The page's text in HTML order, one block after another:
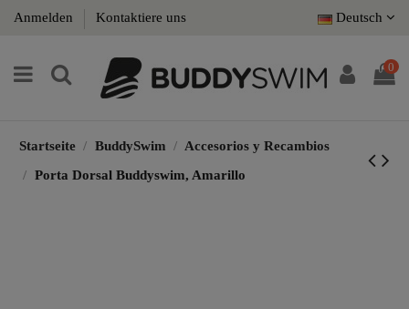
Anmelden Kontaktiere uns Deutsch
0
Startseite BuddySwim
Accesorios y Recambios
Porta Dorsal Buddyswim, Amarillo